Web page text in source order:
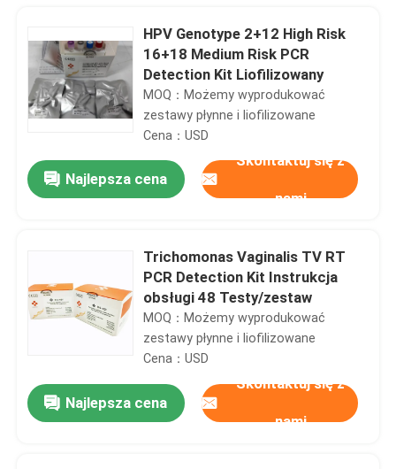
HPV Genotype 2+12 High Risk
16+18 Medium Risk PCR
Detection Kit Liofilizowany
MOQ：Możemy wyprodukować
zestawy płynne i liofilizowane
Cena：USD
Najlepsza cena
Skontaktuj się z
nami
Trichomonas Vaginalis TV RT
PCR Detection Kit Instrukcja
obsługi 48 Testy/zestaw
MOQ：Możemy wyprodukować
zestawy płynne i liofilizowane
Cena：USD
Najlepsza cena
Skontaktuj się z
nami